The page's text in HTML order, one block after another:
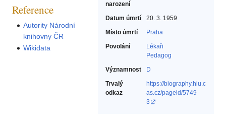
narození
Datum úmrtí
20. 3. 1959
Místo úmrtí
Praha
Povolání
Lékaři‎
Pedagog‎
Významnost
D
Trvalý
odkaz
https://biography.hiu.c
as.cz/pageid/5749
3
Reference
Autority Národní
knihovny ČR
Wikidata